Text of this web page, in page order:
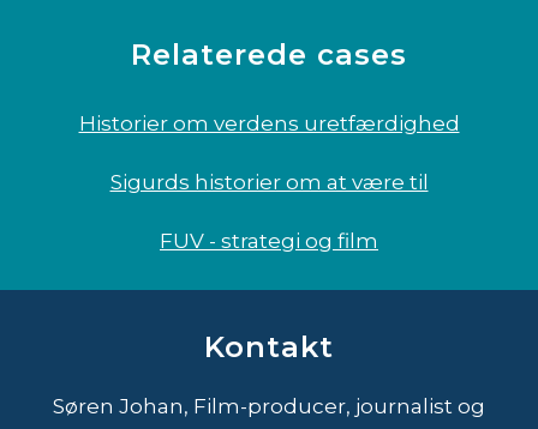
Relaterede cases
Historier om verdens uretfærdighed
Sigurds historier om at være til
FUV - strategi og film
Kontakt
Søren Johan, Film-producer, journalist og